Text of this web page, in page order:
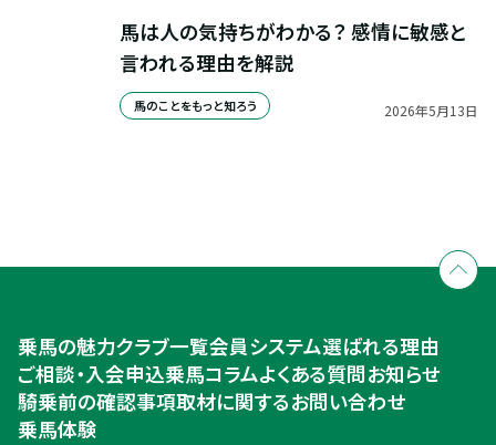
馬は人の気持ちがわかる？ 感情に敏感と
言われる理由を解説
馬のことをもっと知ろう 2026年5月13日
入会のご相談・申込
ご相談・入会申込
乗馬の魅力クラブ一覧会員システム選ばれる理由
ご相談・入会申込乗馬コラムよくある質問お知らせ
騎乗前の確認事項取材に関するお問い合わせ
乗馬体験